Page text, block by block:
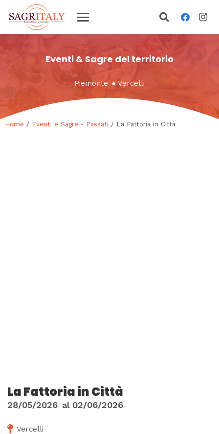
Eventi & Sagre del territorio
Piemonte ● Vercelli
Home / Eventi e Sagre - Passati / La Fattoria in Città
La Fattoria in Città
28/05/2026 al 02/06/2026
Vercelli